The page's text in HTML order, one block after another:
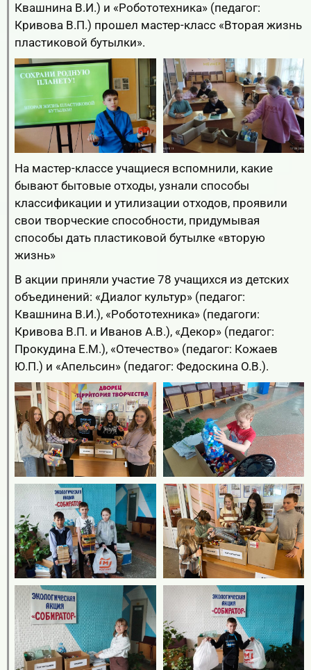
Квашнина В.И.) и «Робототехника» (педагог:
Кривова В.П.) прошел мастер-класс «Вторая жизнь
пластиковой бутылки».
На мастер-классе учащиеся вспомнили, какие
бывают бытовые отходы, узнали способы
классификации и утилизации отходов, проявили
свои творческие способности, придумывая
способы дать пластиковой бутылке «вторую
жизнь»
В акции приняли участие 78 учащихся из детских
объединений: «Диалог культур» (педагог:
Квашнина В.И.), «Робототехника» (педагоги:
Кривова В.П. и Иванов А.В.), «Декор» (педагог:
Прокудина Е.М.), «Отечество» (педагог: Кожаев
Ю.П.) и «Апельсин» (педагог: Федоскина О.В.).